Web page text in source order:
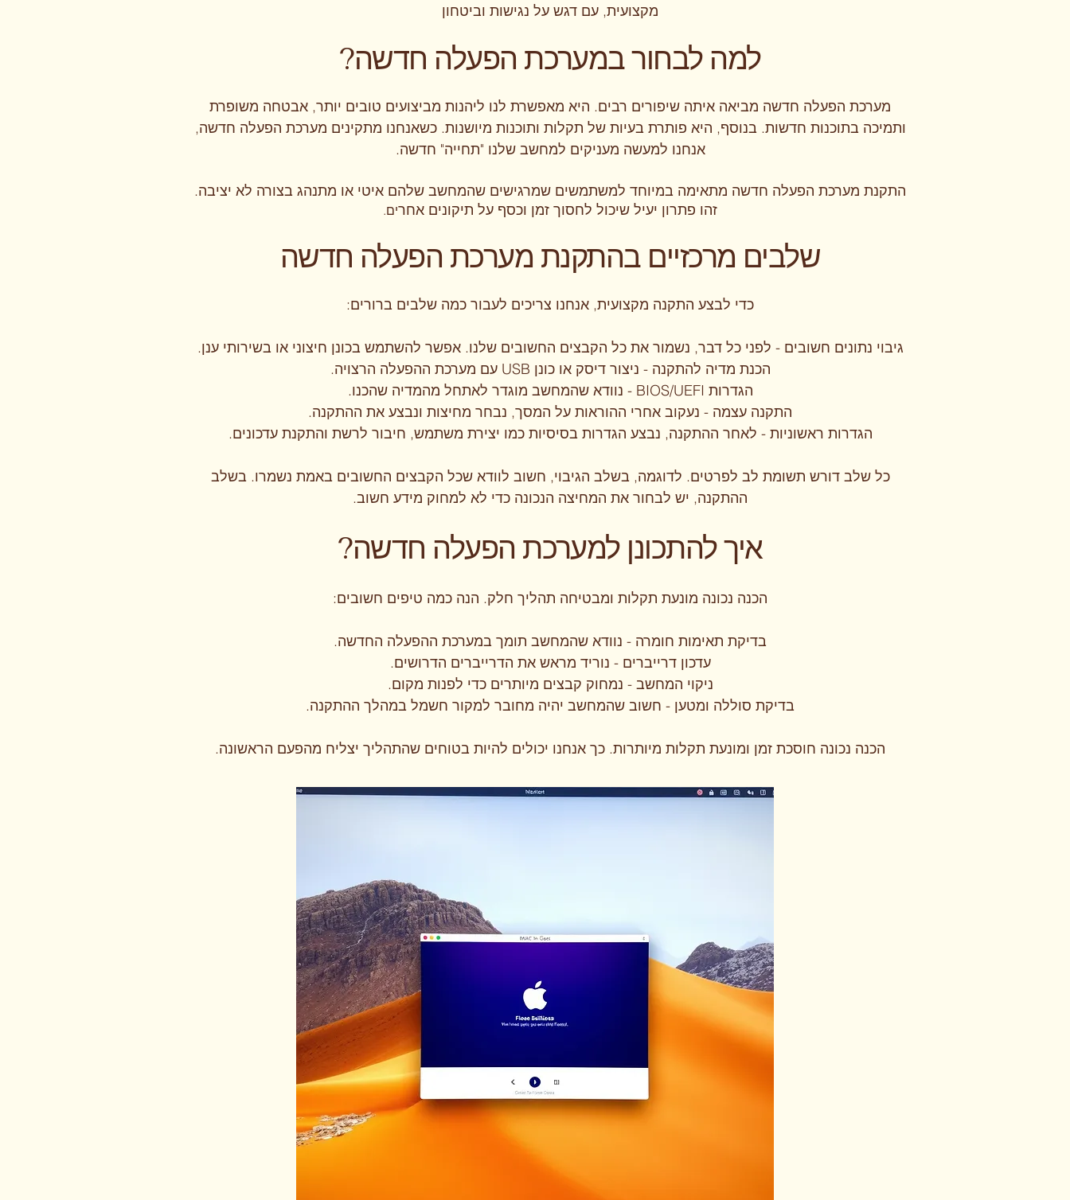
מקצועית, עם דגש על נגישות וביטחון
למה לבחור במערכת הפעלה חדשה?
מערכת הפעלה חדשה מביאה איתה שיפורים רבים. היא מאפשרת לנו ליהנות מביצועים טובים יותר, אבטחה משופרת
ותמיכה בתוכנות חדשות. בנוסף, היא פותרת בעיות של תקלות ותוכנות מיושנות. כשאנחנו מתקינים מערכת הפעלה חדשה,
אנחנו למעשה מעניקים למחשב שלנו "תחייה" חדשה.
התקנת מערכת הפעלה חדשה מתאימה במיוחד למשתמשים שמרגישים שהמחשב שלהם איטי או מתנהג בצורה לא יציבה.
זהו פתרון יעיל שיכול לחסוך זמן וכסף על תיקונים אחרים.
שלבים מרכזיים בהתקנת מערכת הפעלה חדשה
כדי לבצע התקנה מקצועית, אנחנו צריכים לעבור כמה שלבים ברורים:
גיבוי נתונים חשובים - לפני כל דבר, נשמור את כל הקבצים החשובים שלנו. אפשר להשתמש בכונן חיצוני או בשירותי ענן.
הכנת מדיה להתקנה - ניצור דיסק או כונן USB עם מערכת ההפעלה הרצויה.
הגדרות BIOS/UEFI - נוודא שהמחשב מוגדר לאתחל מהמדיה שהכנו.
התקנה עצמה - נעקוב אחרי ההוראות על המסך, נבחר מחיצות ונבצע את ההתקנה.
הגדרות ראשוניות - לאחר ההתקנה, נבצע הגדרות בסיסיות כמו יצירת משתמש, חיבור לרשת והתקנת עדכונים.
כל שלב דורש תשומת לב לפרטים. לדוגמה, בשלב הגיבוי, חשוב לוודא שכל הקבצים החשובים באמת נשמרו. בשלב
ההתקנה, יש לבחור את המחיצה הנכונה כדי לא למחוק מידע חשוב.
איך להתכונן למערכת הפעלה חדשה?
הכנה נכונה מונעת תקלות ומבטיחה תהליך חלק. הנה כמה טיפים חשובים:
בדיקת תאימות חומרה - נוודא שהמחשב תומך במערכת ההפעלה החדשה.
עדכון דרייברים - נוריד מראש את הדרייברים הדרושים.
ניקוי המחשב - נמחוק קבצים מיותרים כדי לפנות מקום.
בדיקת סוללה ומטען - חשוב שהמחשב יהיה מחובר למקור חשמל במהלך ההתקנה.
הכנה נכונה חוסכת זמן ומונעת תקלות מיותרות. כך אנחנו יכולים להיות בטוחים שהתהליך יצליח מהפעם הראשונה.